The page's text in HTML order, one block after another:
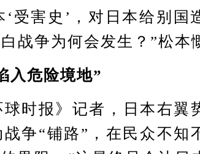
受害史’，对日本给别国
战争为何会发生？”松本
危险境地”
报》记者，日本右翼
争“铺路”，在民众不知